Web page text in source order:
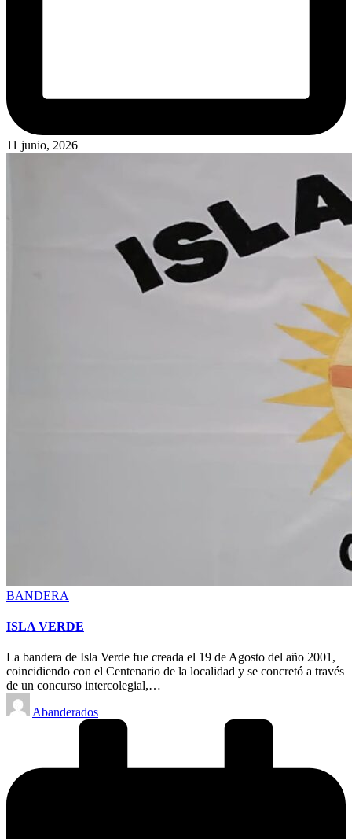
11 junio, 2026
Posted
BANDERA
ISLA VERDE
La bandera de Isla Verde fue creada el 19 de Agosto del año 2001,
coincidiendo con el Centenario de la localidad y se concretó a través
de un concurso intercolegial,…
Posted
by
Abanderados